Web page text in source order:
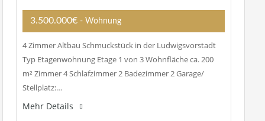
3.500.000€ - Wohnung
4 Zimmer Altbau Schmuckstück in der Ludwigsvorstadt
Typ Etagenwohnung Etage 1 von 3 Wohnfläche ca. 200
m² Zimmer 4 Schlafzimmer 2 Badezimmer 2 Garage/
Stellplatz:…
Mehr Details